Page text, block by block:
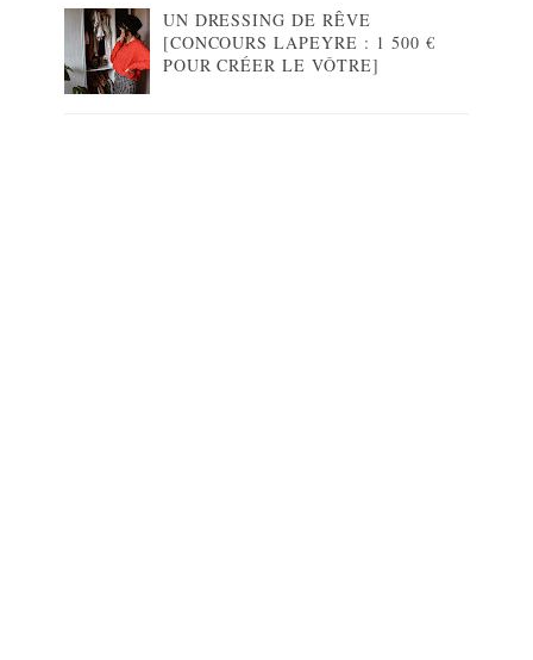
UN DRESSING DE RÊVE
[CONCOURS LAPEYRE : 1 500 €
POUR CRÉER LE VÔTRE]